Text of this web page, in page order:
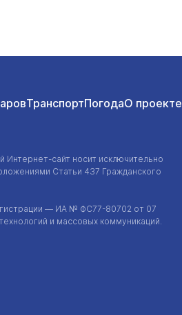
ТранспортПогодаО проекте
Интернет-сайт носит исключительно
Статьи 437 Гражданского
— ИА № ФС77-80702 от 07
и массовых коммуникаций.